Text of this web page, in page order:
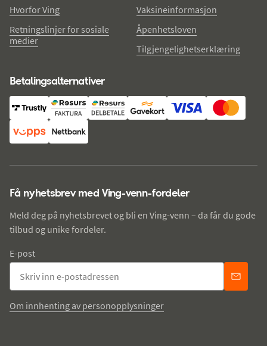
Hvorfor Ving
Retningslinjer for sosiale
medier
Vaksineinformasjon
Åpenhetsloven
Tilgjengelighetserklæring
Betalingsalternativer
Få nyhetsbrev med Ving-venn-fordeler
Meld deg på nyhetsbrevet og bli en Ving-venn – da får du gode
tilbud og unike fordeler.
E-post
Om innhenting av personopplysninger